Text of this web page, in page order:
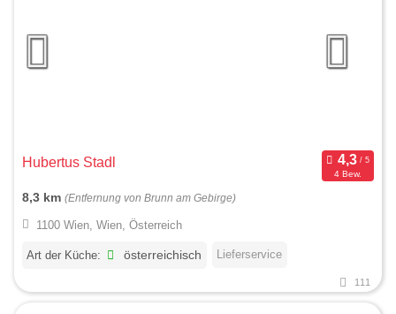
Hubertus Stadl
4 Bew.
8,3 km (Entfernung von Brunn am Gebirge)
1100 Wien, Wien, Österreich
Art der Küche: österreichisch Lieferservice
111